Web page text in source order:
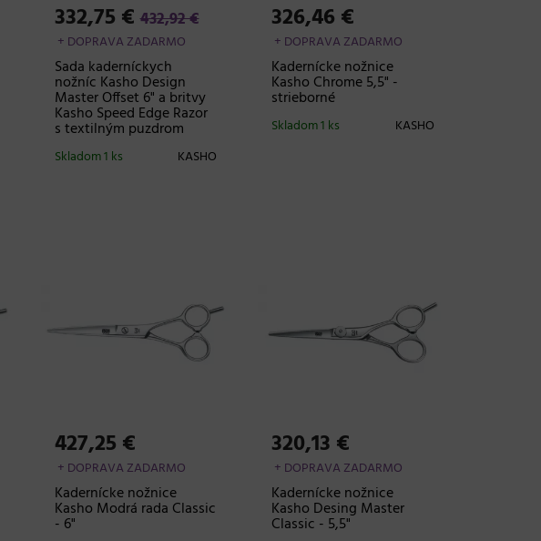
332,75 €432,92 €
+ DOPRAVA ZADARMO
Sada kaderníckych
nožníc Kasho Design
Master Offset 6" a britvy
Kasho Speed ​​Edge Razor
s textilným puzdrom
KASHO
Skladom 1 ks
326,46 €
+ DOPRAVA ZADARMO
Kadernícke nožnice
Kasho Chrome 5,5" -
strieborné
KASHO
Skladom 1 ks
427,25 €
+ DOPRAVA ZADARMO
Kadernícke nožnice
Kasho Modrá rada Classic
- 6"
320,13 €
+ DOPRAVA ZADARMO
Kadernícke nožnice
Kasho Desing Master
Classic - 5,5"